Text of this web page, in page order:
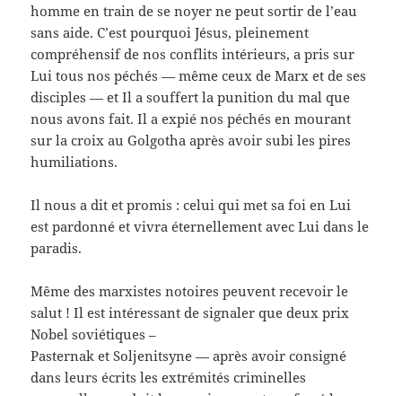
homme en train de se noyer ne peut sortir de l’eau
sans aide. C’est pourquoi Jésus, pleinement
compréhensif de nos conflits intérieurs, a pris sur
Lui tous nos péchés — même ceux de Marx et de ses
disciples — et Il a souffert la punition du mal que
nous avons fait. Il a expié nos péchés en mourant
sur la croix au Golgotha après avoir subi les pires
humiliations.
Il nous a dit et promis : celui qui met sa foi en Lui
est pardonné et vivra éternellement avec Lui dans le
paradis.
Même des marxistes notoires peuvent recevoir le
salut ! Il est intéressant de signaler que deux prix
Nobel soviétiques –
Pasternak et Soljenitsyne — après avoir consigné
dans leurs écrits les extrémités criminelles